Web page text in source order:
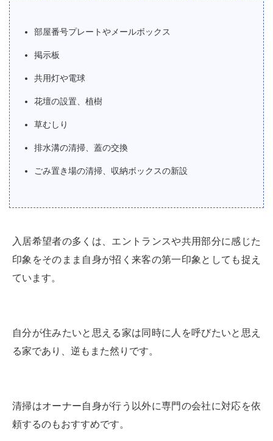
部屋番号プレートやメールボックス
掲示板
共用灯や電球
花壇の設置、植樹
草むしり
排水溝の清掃、蓋の交換
ごみ置き場の清掃、収納ボックスの新設
入居希望者の多くは、エントランスや共用部分に感じた
印象をそのまま自身が招く来客の第一印象としても捉え
ています。
自分が住みたいと思える家は同時に人を呼びたいと思え
る家であり、逆もまた然りです。
清掃はオーナー自身が行う以外に専門の会社に対応を依
頼するのもおすすめです。